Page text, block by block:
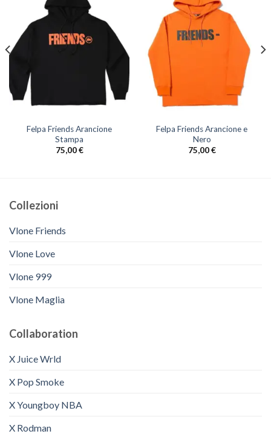
Felpa Friends Arancione
Stampa
75,00€
Felpa Friends Arancione e
Nero
75,00€
Collezioni
Vlone Friends
Vlone Love
Vlone 999
Vlone Maglia
Collaboration
X Juice Wrld
X Pop Smoke
X Youngboy NBA
X Rodman